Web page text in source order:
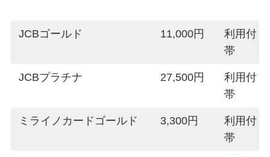
JCBゴールド 11,000円
利用付
帯
JCBプラチナ 27,500円
利用付
帯
ミライノカードゴールド 3,300円
利用付
帯